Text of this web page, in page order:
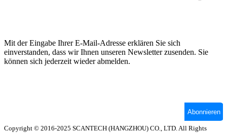
Copyright © 2016-2025 SCANTECH (HANGZHOU) CO., LTD. All Rights